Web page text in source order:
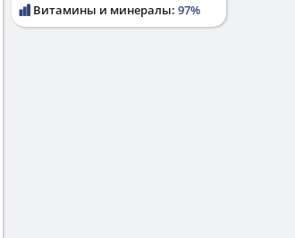
Витамины и минералы: 97%